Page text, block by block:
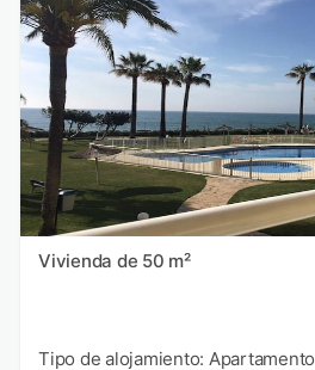
Vivienda de 50 m²
Tipo de alojamiento: Apartamento